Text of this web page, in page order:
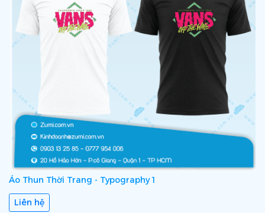
Áo Thun Thời Trang - Typography 1
Liên hệ